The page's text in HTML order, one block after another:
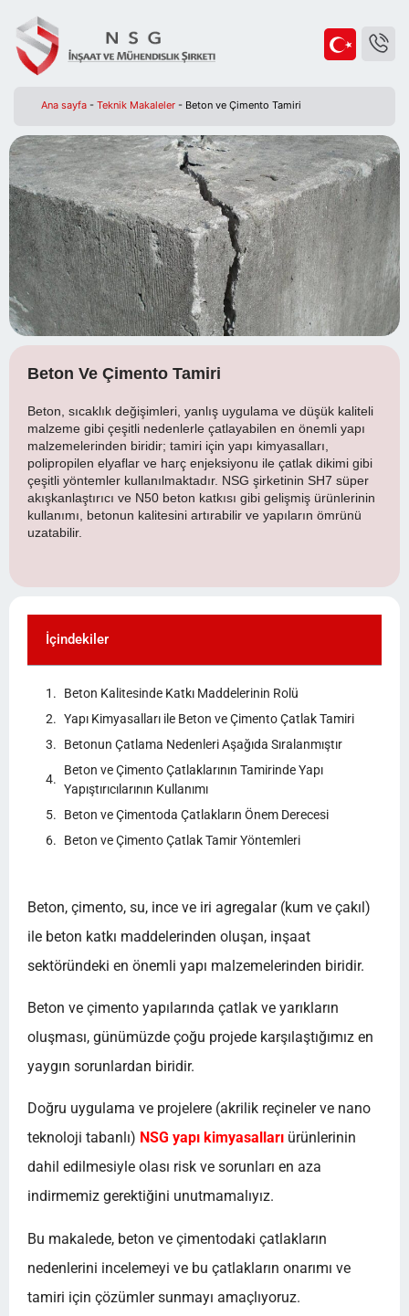
Ana sayfa - Teknik Makaleler - Beton ve Çimento Tamiri
Beton Ve Çimento Tamiri
Beton, sıcaklık değişimleri, yanlış uygulama ve düşük kaliteli
malzeme gibi çeşitli nedenlerle çatlayabilen en önemli yapı
malzemelerinden biridir; tamiri için yapı kimyasalları,
polipropilen elyaflar ve harç enjeksiyonu ile çatlak dikimi gibi
çeşitli yöntemler kullanılmaktadır. NSG şirketinin SH7 süper
akışkanlaştırıcı ve N50 beton katkısı gibi gelişmiş ürünlerinin
kullanımı, betonun kalitesini artırabilir ve yapıların ömrünü
uzatabilir.
İçindekiler
Beton Kalitesinde Katkı Maddelerinin Rolü
Yapı Kimyasalları ile Beton ve Çimento Çatlak Tamiri
Betonun Çatlama Nedenleri Aşağıda Sıralanmıştır
Beton ve Çimento Çatlaklarının Tamirinde Yapı
Yapıştırıcılarının Kullanımı
Beton ve Çimentoda Çatlakların Önem Derecesi
Beton ve Çimento Çatlak Tamir Yöntemleri
Beton, çimento, su, ince ve iri agregalar (kum ve çakıl)
ile beton katkı maddelerinden oluşan, inşaat
sektöründeki en önemli yapı malzemelerinden biridir.
Beton ve çimento yapılarında çatlak ve yarıkların
oluşması, günümüzde çoğu projede karşılaştığımız en
yaygın sorunlardan biridir.
Doğru uygulama ve projelere (akrilik reçineler ve nano
teknoloji tabanlı) NSG yapı kimyasalları ürünlerinin
dahil edilmesiyle olası risk ve sorunları en aza
indirmemiz gerektiğini unutmamalıyız.
Bu makalede, beton ve çimentodaki çatlakların
nedenlerini incelemeyi ve bu çatlakların onarımı ve
tamiri için çözümler sunmayı amaçlıyoruz.